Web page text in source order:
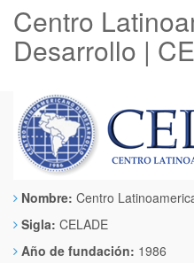
Centro
Desarrollo |
Nombre: Centro
Sigla: CELADE
Año de fundación: 1986